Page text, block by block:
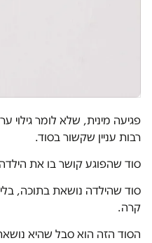
פגיעה מינית, שלא לומר גילוי
רבות עניין שקשור בסוד.
סוד שהפוגע קושר בו את
סוד שהילדה נושאת בתוכה,
קרה.
הסוד הזה הוא סבל שהיא